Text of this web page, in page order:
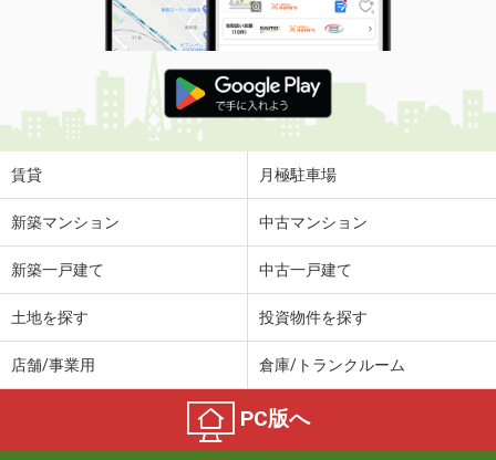
賃貸 月極駐車場
新築マンション 中古マンション
新築一戸建て 中古一戸建て
土地を探す 投資物件を探す
店舗/事業用 倉庫/トランクルーム
PC版へ